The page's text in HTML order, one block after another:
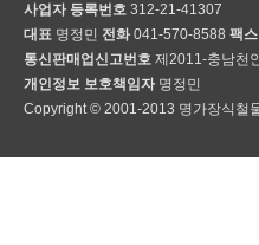
사업자 등록번호 312-21-41307
대표 명정민 전화 041-570-8588 팩스
통신판매업신고번호 제2011-충남천
개인정보 보호책임자 명정민
Copyright © 2001-2013 명가장식철